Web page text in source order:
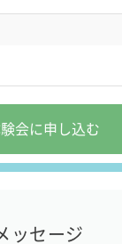
会に申し込む
ッセージ